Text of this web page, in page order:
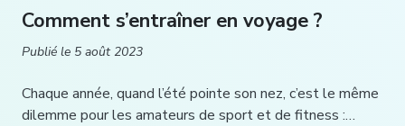
Comment s’entraîner en voyage ?
Publié le 5 août 2023
Chaque année, quand l’été pointe son nez, c’est le même
dilemme pour les amateurs de sport et de fitness :…